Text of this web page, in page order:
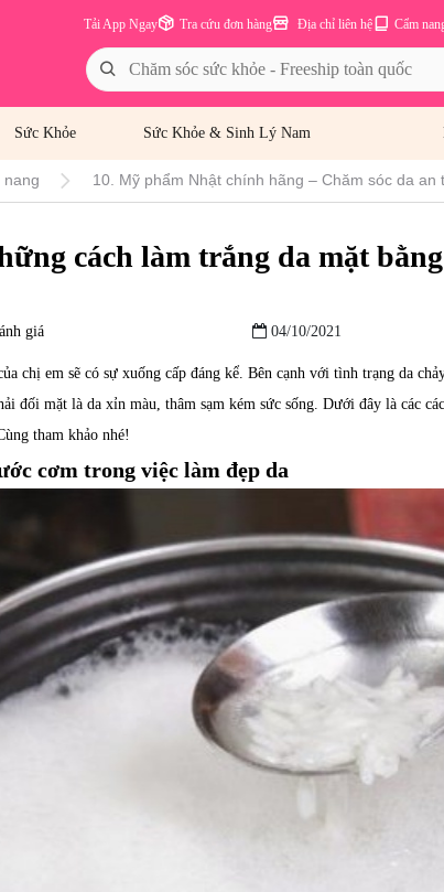
Cẩm
Địa chỉ liên hệ
Tra cứu đơn hàng
Tải App Ngay
Sức Khỏe Sức Khỏe & Sinh Lý Nam
nang 10. Mỹ phẩm Nhật chính hãng – Chăm sóc da an
cách làm trắng da mặt
giá 04/10/2021
chị em sẽ có sự xuống cấp đáng kể. Bên cạnh với tình trạng da
đối mặt là da xỉn màu, thâm sạm kém sức sống. Dưới đây là các
tham khảo nhé!
cơm trong việc làm đẹp da